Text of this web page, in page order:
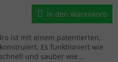
In den Warenkorb
ist mit einem patentierten,
Es funktioniert wie
und sauber wie...